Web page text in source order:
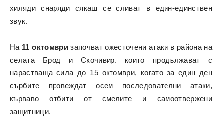
хиляди снаряди сякаш се сливат в един-единствен
звук.
На 11 октомвризапочват ожесточени атаки в района на
селата Брод и Скочивир, които продължават с
нарастваща сила до 15 октомври, когато за един ден
сърбите провеждат осем последователни атаки,
кърваво отбити от смелите и самоотвержени
защитници.